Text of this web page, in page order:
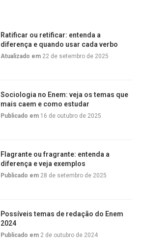
Ratificar ou retificar: entenda a
diferença e quando usar cada verbo
Atualizado em 22 de setembro de 2025
Sociologia no Enem: veja os temas que
mais caem e como estudar
Publicado em 16 de outubro de 2025
Flagrante ou fragrante: entenda a
diferença e veja exemplos
Publicado em 28 de setembro de 2025
Possíveis temas de redação do Enem
2024
Publicado em 2 de outubro de 2024